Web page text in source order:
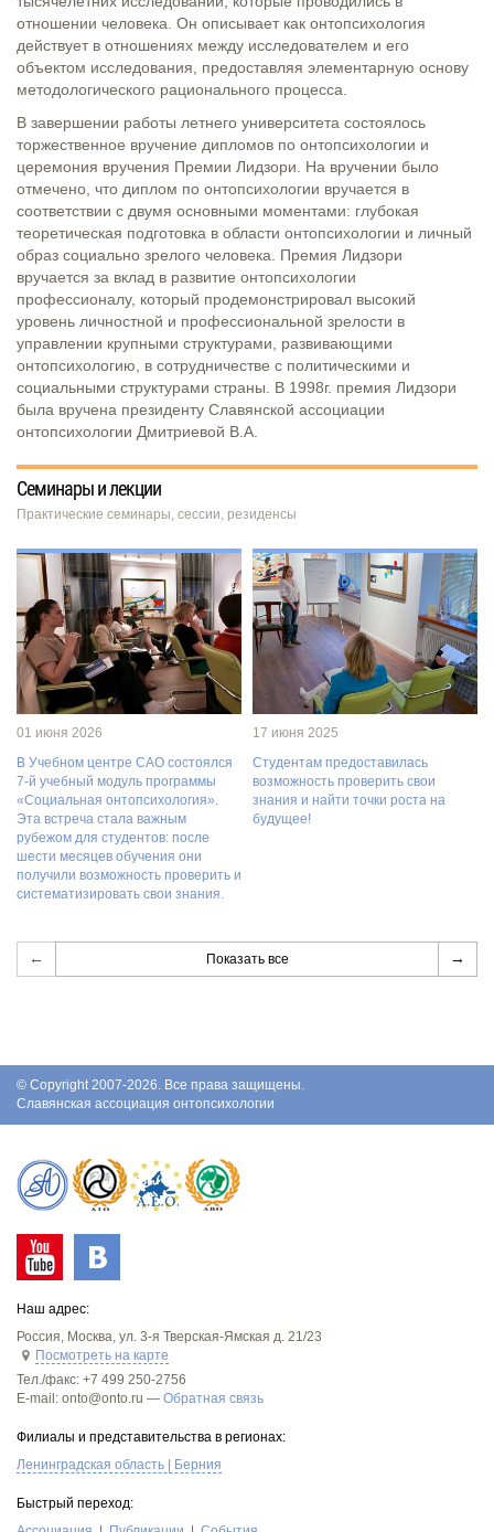
отношении человека. Он описывает как онтопсихология
действует в отношениях между исследователем и его
объектом исследования, предоставляя элементарную основу
методологического рационального процесса.
В завершении работы летнего университета состоялось
торжественное вручение дипломов по онтопсихологии и
церемония вручения Премии Лидзори. На вручении было
отмечено, что диплом по онтопсихологии вручается в
соответствии с двумя основными моментами: глубокая
теоретическая подготовка в области онтопсихологии и личный
образ социально зрелого человека. Премия Лидзори
вручается за вклад в развитие онтопсихологии
профессионалу, который продемонстрировал высокий
уровень личностной и профессиональной зрелости в
управлении крупными структурами, развивающими
онтопсихологию, в сотрудничестве с политическими и
социальными структурами страны. В 1998г. премия Лидзори
была вручена президенту Славянской ассоциации
онтопсихологии Дмитриевой В.А.
Семинары и лекции
Практические семинары, сессии, резиденсы
01 июня 2026
В Учебном центре САО состоялся
7-й учебный модуль программы
«Социальная онтопсихология».
Эта встреча стала важным
рубежом для студентов: после
шести месяцев обучения они
получили возможность проверить и
систематизировать свои знания.
17 июня 2025
Студентам предоставилась
возможность проверить свои
знания и найти точки роста на
будущее!
← Показать все →
© Copyright 2007-2026. Все права защищены.
Славянская ассоциация онтопсихологии
Наш адрес:
Россия, Москва, ул. 3-я Тверская-Ямская д. 21/23
Посмотреть на карте
Тел./факс: +7 499 250-2756
E-mail: onto@onto.ru — Обратная связь
Филиалы и представительства в регионах:
Ленинградская область | Берния
Быстрый переход: